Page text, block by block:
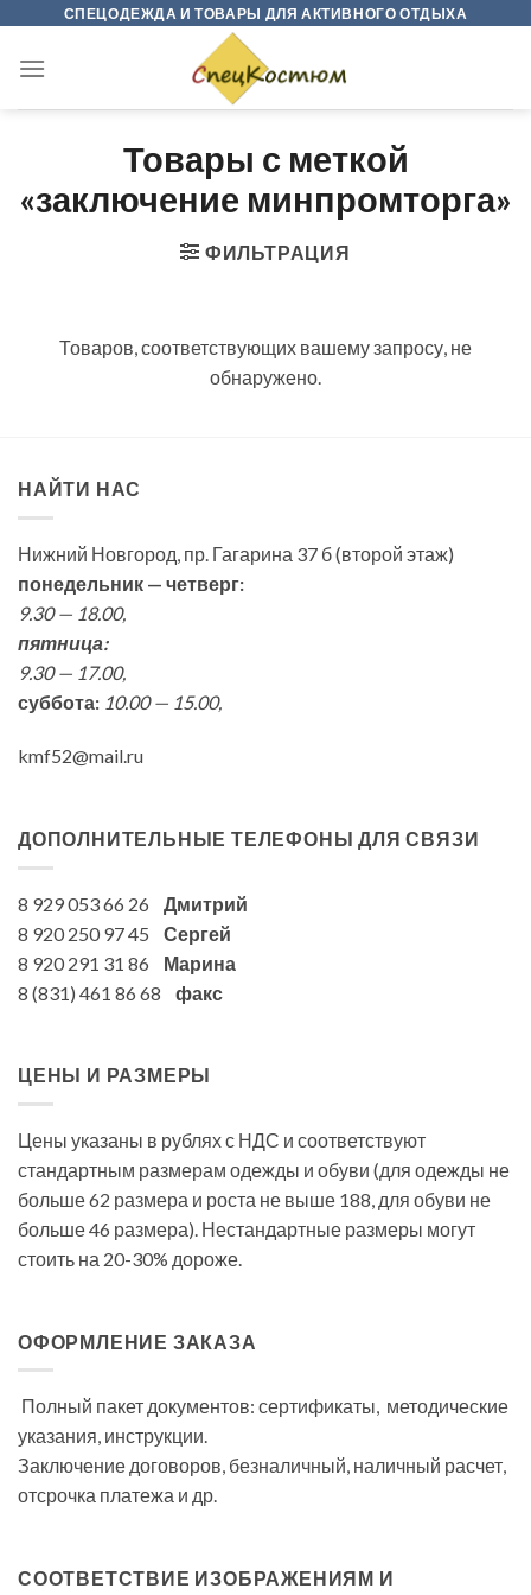
content
СПЕЦОДЕЖДА И ТОВАРЫ ДЛЯ АКТИВНОГО ОТДЫХА
Товары с меткой
«заключение минпромторга»
ФИЛЬТРАЦИЯ
Товаров, соответствующих вашему запросу, не
обнаружено.
НАЙТИ НАС
Нижний Новгород, пр. Гагарина 37 б (второй этаж)
понедельник — четверг:
9.30 — 18.00,
пятница:
9.30 — 17.00,
суббота: 10.00 — 15.00,
kmf52@mail.ru
ДОПОЛНИТЕЛЬНЫЕ ТЕЛЕФОНЫ ДЛЯ СВЯЗИ
8 929 053 66 26 Дмитрий
8 920 250 97 45 Сергей
8 920 291 31 86 Марина
8 (831) 461 86 68 факс
ЦЕНЫ И РАЗМЕРЫ
Цены указаны в рублях с НДС и соответствуют
стандартным размерам одежды и обуви (для одежды не
больше 62 размера и роста не выше 188, для обуви не
больше 46 размера). Нестандартные размеры могут
стоить на 20-30% дороже.
ОФОРМЛЕНИЕ ЗАКАЗА
Полный пакет документов: сертификаты, методические
указания, инструкции.
Заключение договоров, безналичный, наличный расчет,
отсрочка платежа и др.
СООТВЕТСТВИЕ ИЗОБРАЖЕНИЯМ И